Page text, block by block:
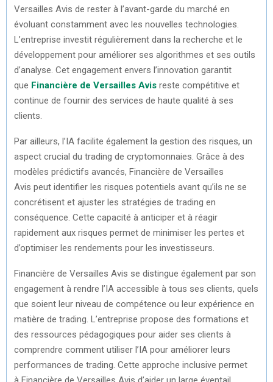
Versailles Avis de rester à l’avant-garde du marché en
évoluant constamment avec les nouvelles technologies.
L’entreprise investit régulièrement dans la recherche et le
développement pour améliorer ses algorithmes et ses outils
d’analyse. Cet engagement envers l’innovation garantit
que Financière de Versailles Avis reste compétitive et
continue de fournir des services de haute qualité à ses
clients.
Par ailleurs, l’IA facilite également la gestion des risques, un
aspect crucial du trading de cryptomonnaies. Grâce à des
modèles prédictifs avancés, Financière de Versailles
Avis peut identifier les risques potentiels avant qu’ils ne se
concrétisent et ajuster les stratégies de trading en
conséquence. Cette capacité à anticiper et à réagir
rapidement aux risques permet de minimiser les pertes et
d’optimiser les rendements pour les investisseurs.
Financière de Versailles Avis se distingue également par son
engagement à rendre l’IA accessible à tous ses clients, quels
que soient leur niveau de compétence ou leur expérience en
matière de trading. L’entreprise propose des formations et
des ressources pédagogiques pour aider ses clients à
comprendre comment utiliser l’IA pour améliorer leurs
performances de trading. Cette approche inclusive permet